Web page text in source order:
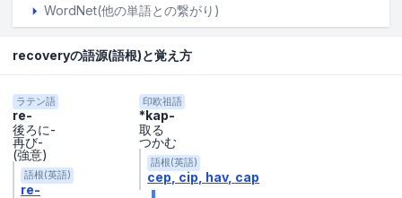
WordNet(他の単語との繋がり)
recoveryの語源(語根)と覚え方
ラテン語
re-
後ろに-
再び-
(強意)
語根(英語)
re-
印欧祖語
*kap-
取る
つかむ
語根(英語)
cep cip hav cap